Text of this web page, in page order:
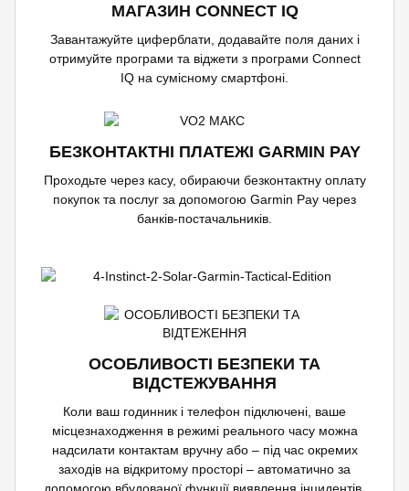
МАГАЗИН CONNECT IQ
Завантажуйте циферблати, додавайте поля даних і
отримуйте програми та віджети з програми Connect
IQ на сумісному смартфоні.
БЕЗКОНТАКТНІ ПЛАТЕЖІ GARMIN PAY
Проходьте через касу, обираючи безконтактну оплату
покупок та послуг за допомогою Garmin Pay через
банків-постачальників.
ОСОБЛИВОСТІ БЕЗПЕКИ ТА
ВІДСТЕЖУВАННЯ
Коли ваш годинник і телефон підключені, ваше
місцезнаходження в режимі реального часу можна
надсилати контактам вручну або – під час окремих
заходів на відкритому просторі – автоматично за
допомогою вбудованої функції виявлення інцидентів.